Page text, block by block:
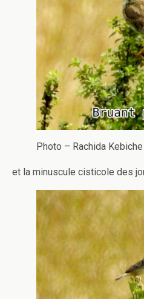
Photo – Rachida Kebiche
et la minuscule cisticole des